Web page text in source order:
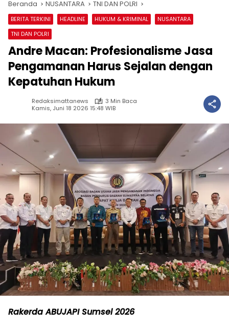
Beranda NUSANTARA TNI DAN POLRI
BERITA TERKINI HEADLINE HUKUM & KRIMINAL
NUSANTARA
TNI DAN POLRI
Andre Macan: Profesionalisme Jasa
Pengamanan Harus Sejalan dengan
Kepatuhan Hukum
Redaksimattanews
3 Min Baca
Kamis, Juni 18 2026 15:48 WIB
Rakerda ABUJAPI Sumsel 2026